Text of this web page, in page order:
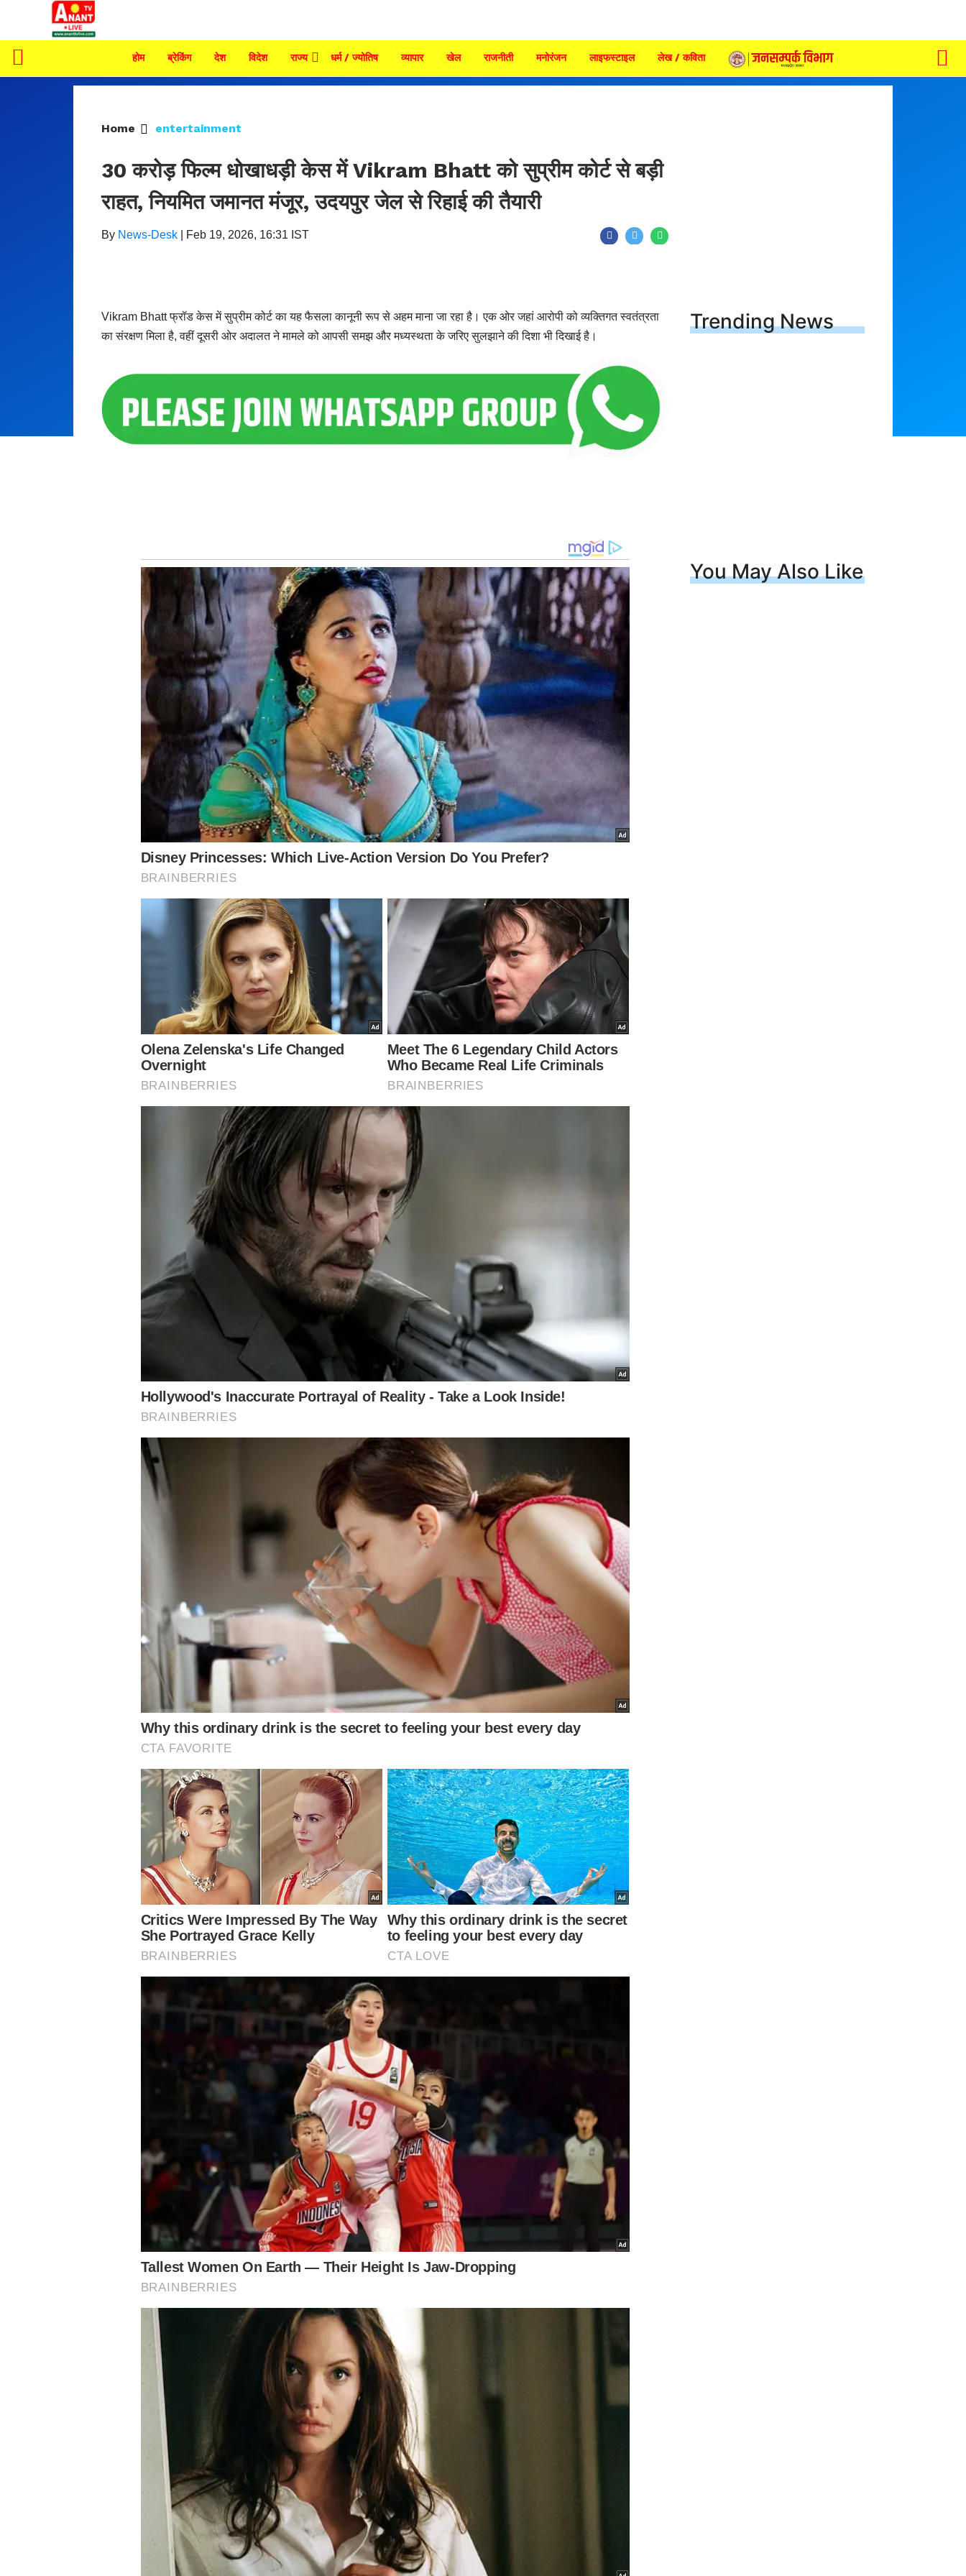
होम ब्रेकिंग देश विदेश राज्य धर्म / ज्योतिष व्यापार खेल राजनीती मनोरंजन लाइफस्टाइल लेख / कविता
Home entertainment
30 करोड़ फिल्म धोखाधड़ी केस में Vikram Bhatt को सुप्रीम कोर्ट से बड़ी
राहत, नियमित जमानत मंजूर, उदयपुर जेल से रिहाई की तैयारी
By News-Desk Feb 19, 2026, 16:31 IST
Vikram Bhatt फ्रॉड केस में सुप्रीम कोर्ट का यह फैसला कानूनी रूप से अहम माना जा रहा है। एक ओर जहां आरोपी को व्यक्तिगत स्वतंत्रता
का संरक्षण मिला है, वहीं दूसरी ओर अदालत ने मामले को आपसी समझ और मध्यस्थता के जरिए सुलझाने की दिशा भी दिखाई है।
Trending News
You May Also Like